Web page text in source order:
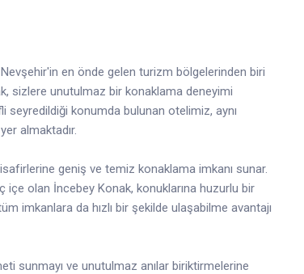
en önde gelen turizm bölgelerinden biri
sizlere unutulmaz bir konaklama deneyimi
seyredildiği konumda bulunan otelimiz, aynı
almaktadır.
geniş ve temiz konaklama imkanı sunar.
içe olan İncebey Konak, konuklarına huzurlu bir
imkanlara da hızlı bir şekilde ulaşabilme avantajı
sunmayı ve unutulmaz anılar biriktirmelerine